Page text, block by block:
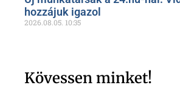
hozzájuk igazol
2026.08.05. 10:35
Kövessen minket!